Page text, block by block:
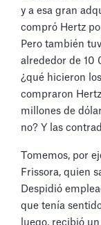
y a esa gran
compró Hertz
Pero también
alrededor de 10
¿qué hicieron
compraron
millones de
no? Y las
Tomemos, por
Frissora, quien
Despidió
que tenía
luego, recibió